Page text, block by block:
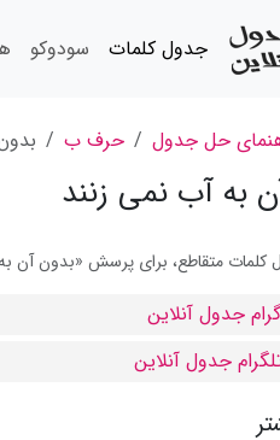
جدول کلمات سودوکو
حل جدول حرف ب
به آب نمی زنند
متقاطع، برای پرسش «بدون آن به
جدول آنلاین
جدول آنلاین